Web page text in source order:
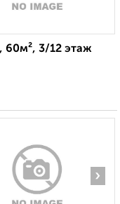
60м², 3/12 этаж
›